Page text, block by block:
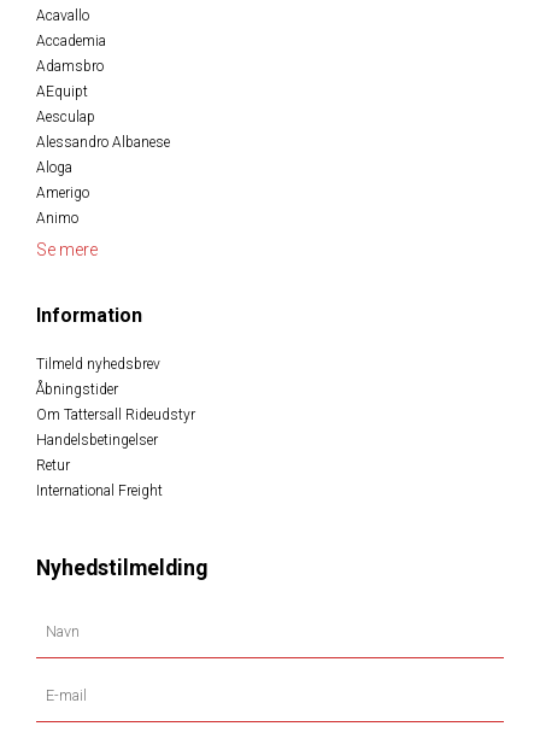
Acavallo
Accademia
Adamsbro
AEquipt
Aesculap
Alessandro Albanese
Aloga
Amerigo
Animo
Se mere
Information
Tilmeld nyhedsbrev
Åbningstider
Om Tattersall Rideudstyr
Handelsbetingelser
Retur
International Freight
Nyhedstilmelding